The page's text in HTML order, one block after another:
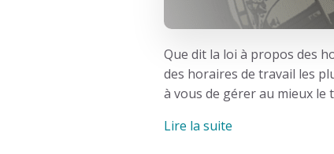
Que dit la loi à propos des
des horaires de travail les
à vous de gérer au mieux le
Lire la suite